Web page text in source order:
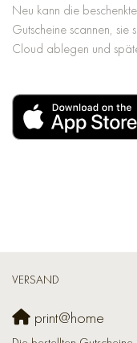
Neu kann die
Gutscheine scannen,
Cloud ablegen und
VERSAND
print@home